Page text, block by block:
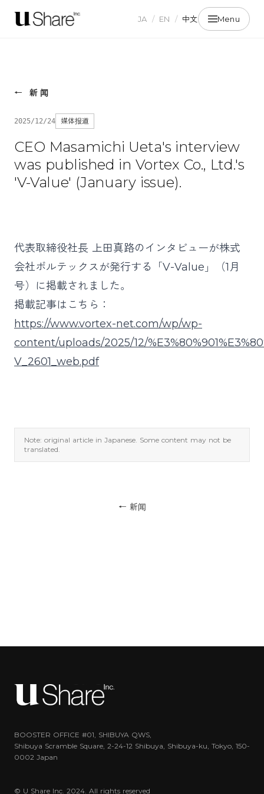
JA / EN / 中文 Menu
← 新闻
2025/12/24 媒体报道
CEO Masamichi Ueta's interview
was published in Vortex Co., Ltd.'s
'V-Value' (January issue).
代表取締役社長 上田真路のインタビューが株式
会社ボルテックスが発行する「V-Value」（1月
号）に掲載されました。
掲載記事はこちら：
https://www.vortex-net.com/wp/wp-
content/uploads/2025/12/
V_2601_web.pdf
Note: original article in Japanese. Some content may not be
translated.
← 新闻
BOOSTER OFFICE #01, SHIBUYA QWS,
Shibuya Scramble Square, 2-24-12 Shibuya, Shibuya-ku, Tokyo, 150-
0002 Japan
© U Share Inc. 2024. All rights reserved